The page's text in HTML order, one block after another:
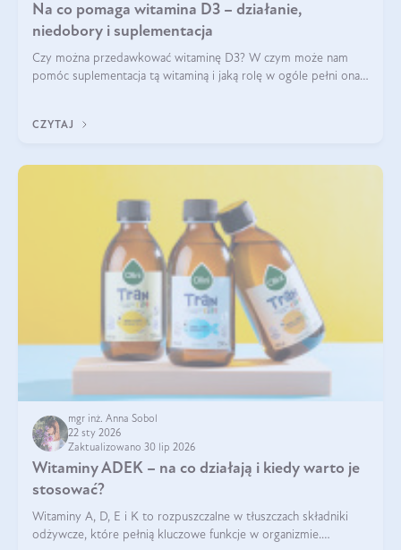
Na co pomaga witamina D3 – działanie,
niedobory i suplementacja
Czy można przedawkować witaminę D3? W czym może nam
pomóc suplementacja tą witaminą i jaką rolę w ogóle pełni ona
robić?
CZYTAJ
mgr inż. Anna Sobol
22 sty 2026
Zaktualizowano 30 lip 2026
Witaminy ADEK – na co działają i kiedy warto je
stosować?
Witaminy A, D, E i K to rozpuszczalne w tłuszczach składniki
odżywcze, które pełnią kluczowe funkcje w organizmie.